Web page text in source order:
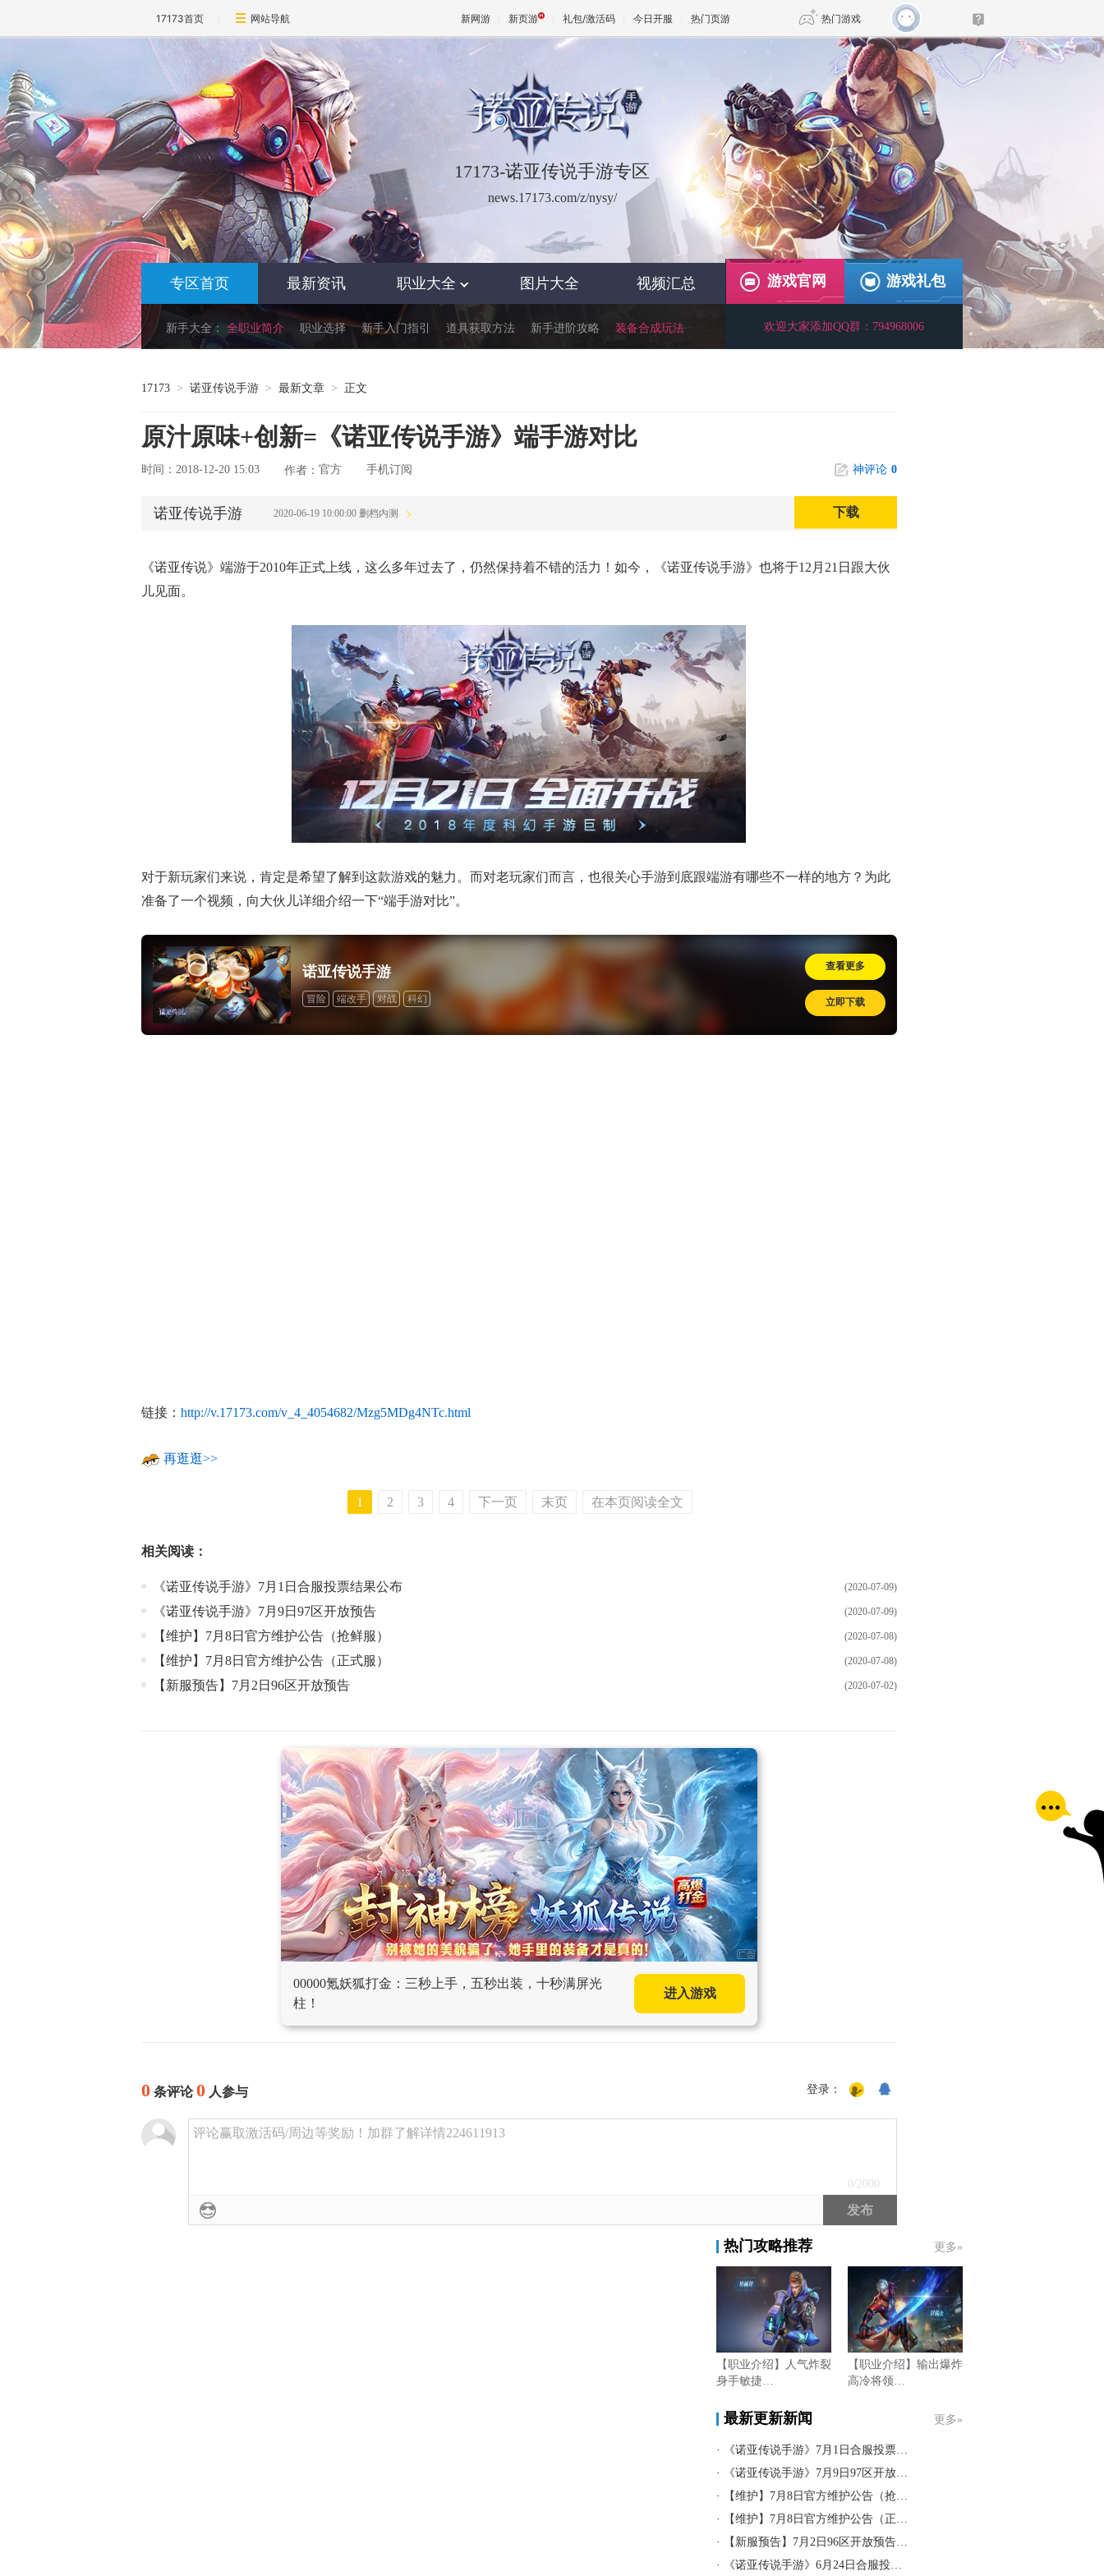
17173首页 网站导航 新网游 新页游 礼包/激活码 今日开服 热门页游 热门游戏
魔兽 DNF 传奇4
天堂 剑网3旗舰版 新天龙八部
王权与自由 诛仙世界 新仙侠5
17173-诺亚传说手游专区
news.17173.com/z/nysy/
专区首页 最新资讯 职业大全  图片大全 视频汇总
新手大全： 全职业简介 职业选择 新手入门指引 道具获取方法 新手进阶攻略 装备合成玩法
游戏官网 游戏礼包
欢迎大家添加QQ群：794968006
17173 > 诺亚传说手游 > 最新文章 > 正文
原汁原味+创新=《诺亚传说手游》端手游对比
时间：2018-12-20 15:03 作者： 官方 手机订阅 神评论 0
诺亚传说手游 2020-06-19 10:00:00 删档内测 下载
《诺亚传说》端游于2010年正式上线，这么多年过去了，仍然保持着不错的活力！如今，《诺亚传说手游》也将于12月21日跟大伙
儿见面。
对于新玩家们来说，肯定是希望了解到这款游戏的魅力。而对老玩家们而言，也很关心手游到底跟端游有哪些不一样的地方？为此
准备了一个视频，向大伙儿详细介绍一下“端手游对比”。
诺亚传说手游
冒险 端改手 对战 科幻
查看更多
立即下载
链接： http://v.17173.com/v_4_4054682/Mzg5MDg4NTc.html
再逛逛>>
1 2 3 4 下一页 末页 在本页阅读全文
相关阅读：
(2020-07-09)
《诺亚传说手游》7月1日合服投票结果公布
(2020-07-09)
《诺亚传说手游》7月9日97区开放预告
(2020-07-08)
【维护】7月8日官方维护公告（抢鲜服）
(2020-07-08)
【维护】7月8日官方维护公告（正式服）
(2020-07-02)
【新服预告】7月2日96区开放预告
00000氪妖狐打金：三秒上手，五秒出装，十秒满屏光
柱！
进入游戏
0 条评论0 人参与 登录：
评论赢取激活码/周边等奖励！加群了解详情224611913
0 /2000
发布
热门攻略推荐 更多»
【职业介绍】人气炸裂
身手敏捷…
【职业介绍】输出爆炸
高冷将领…
最新更新新闻 更多»
·
《诺亚传说手游》7月1日合服投票…
·
《诺亚传说手游》7月9日97区开放…
·
【维护】7月8日官方维护公告（抢…
·
【维护】7月8日官方维护公告（正…
·
【新服预告】7月2日96区开放预告…
·
《诺亚传说手游》6月24日合服投…